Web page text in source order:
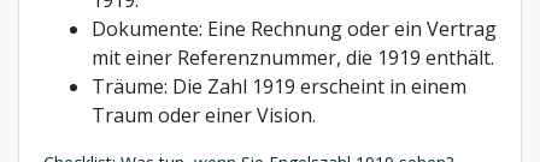
Dokumente: Eine Rechnung oder ein Vertrag
mit einer Referenznummer, die 1919 enthält.
Träume: Die Zahl 1919 erscheint in einem
Traum oder einer Vision.